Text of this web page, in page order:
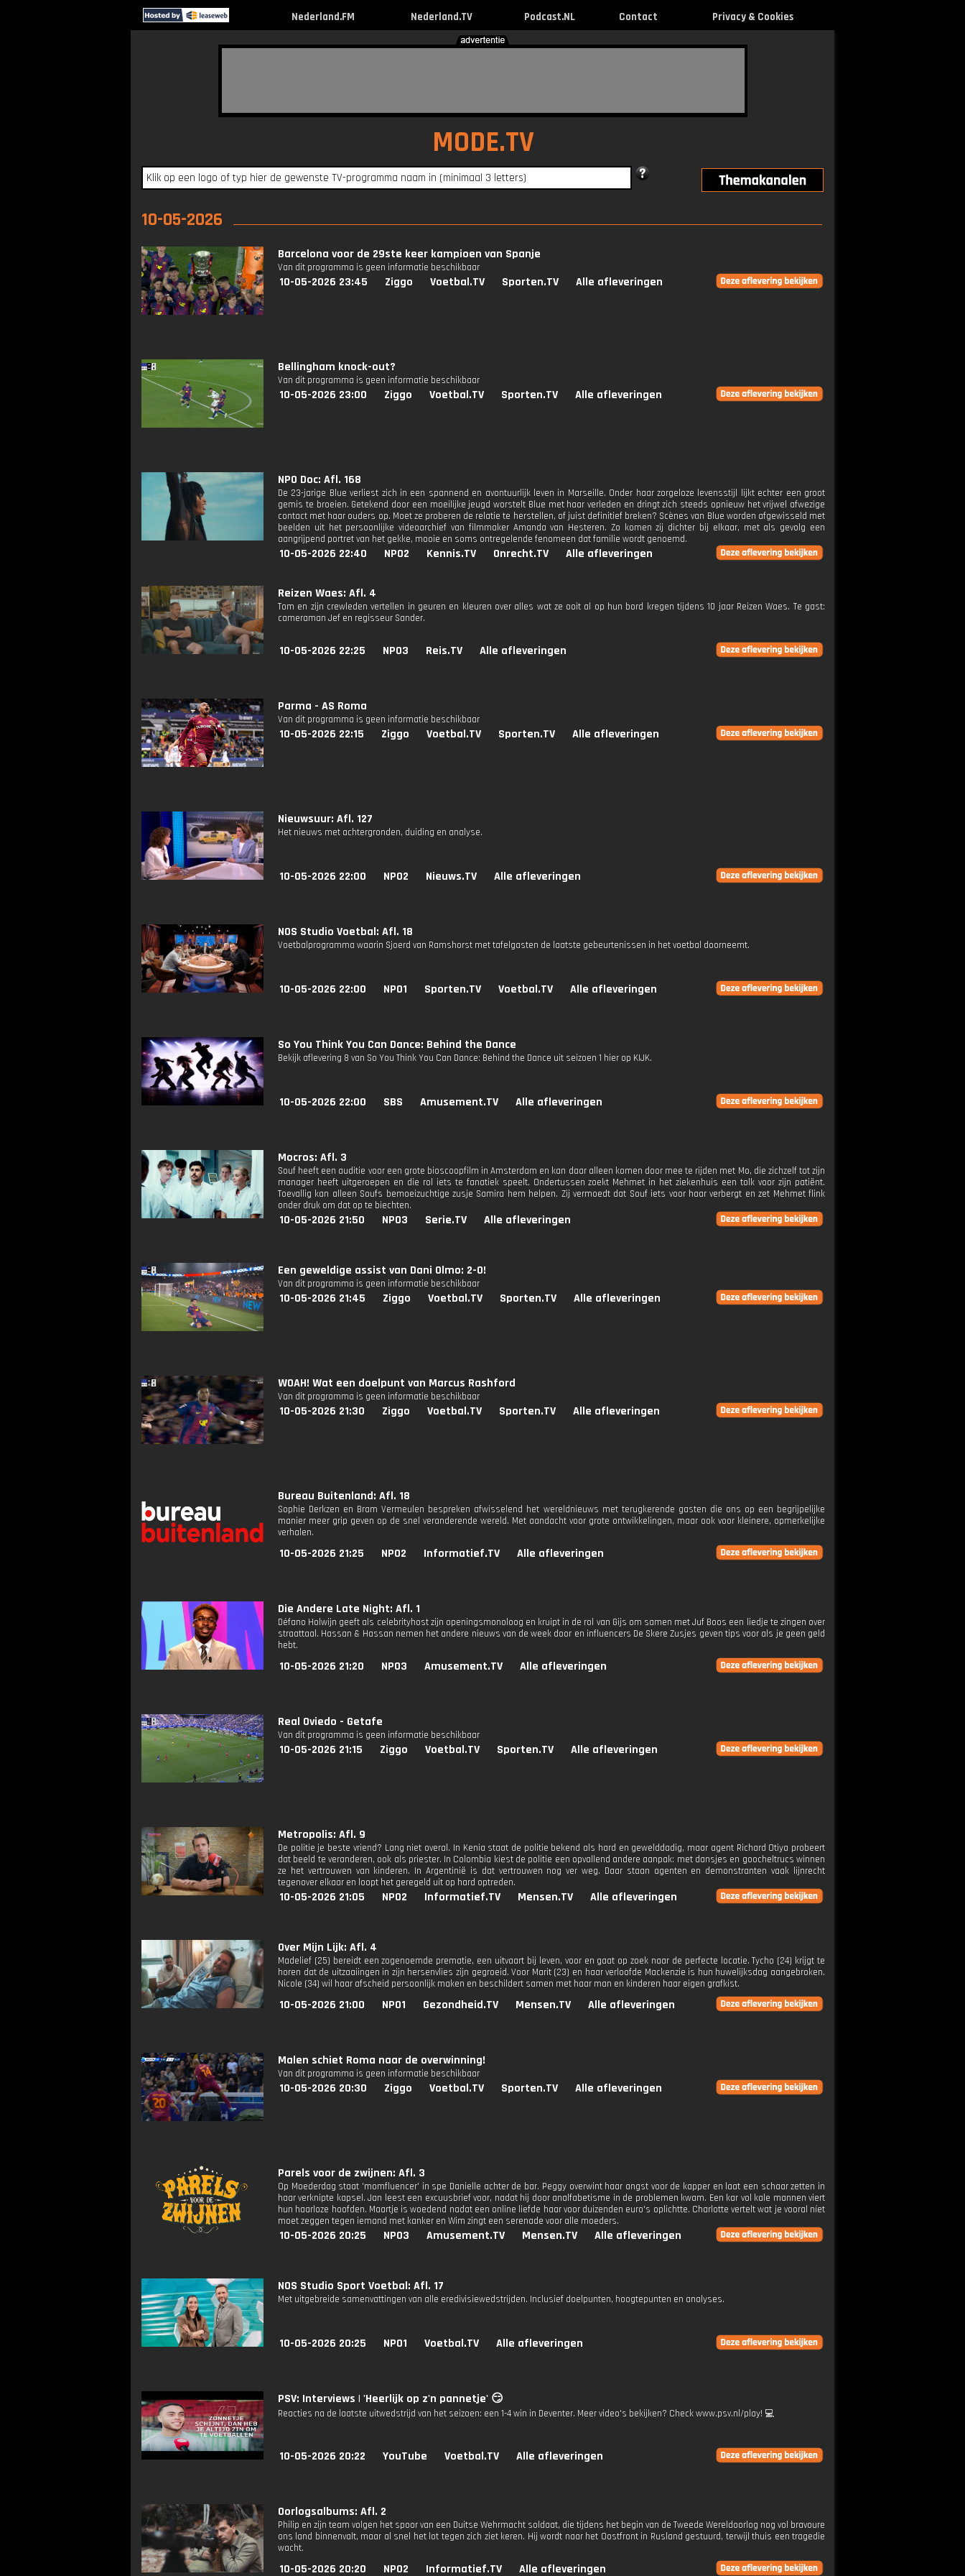
Nederland.FM Nederland.TV Podcast.NL Contact Privacy & Cookies
MODE.TV
10-05-2026
Barcelona voor de 29ste keer kampioen van Spanje
Van dit programma is geen informatie beschikbaar
10-05-2026 23:45 Ziggo Voetbal.TV Sporten.TV Alle afleveringen
Bellingham knock-out?
Van dit programma is geen informatie beschikbaar
10-05-2026 23:00 Ziggo Voetbal.TV Sporten.TV Alle afleveringen
NPO Doc: Afl. 168
De 23-jarige Blue verliest zich in een spannend en avontuurlijk leven in Marseille. Onder haar zorgeloze levensstijl lijkt echter een groot
gemis te broeien. Getekend door een moeilijke jeugd worstelt Blue met haar verleden en dringt zich steeds opnieuw het vrijwel afwezige
contact met haar ouders op. Moet ze proberen de relatie te herstellen, of juist definitief breken? Scènes van Blue worden afgewisseld met
beelden uit het persoonlijke videoarchief van filmmaker Amanda van Hesteren. Zo komen zij dichter bij elkaar, met als gevolg een
aangrijpend portret van het gekke, mooie en soms ontregelende fenomeen dat familie wordt genoemd.
10-05-2026 22:40 NPO2 Kennis.TV Onrecht.TV Alle afleveringen
Reizen Waes: Afl. 4
Tom en zijn crewleden vertellen in geuren en kleuren over alles wat ze ooit al op hun bord kregen tijdens 10 jaar Reizen Waes. Te gast:
cameraman Jef en regisseur Sander.
10-05-2026 22:25 NPO3 Reis.TV Alle afleveringen
Parma - AS Roma
Van dit programma is geen informatie beschikbaar
10-05-2026 22:15 Ziggo Voetbal.TV Sporten.TV Alle afleveringen
Nieuwsuur: Afl. 127
Het nieuws met achtergronden, duiding en analyse.
10-05-2026 22:00 NPO2 Nieuws.TV Alle afleveringen
NOS Studio Voetbal: Afl. 18
Voetbalprogramma waarin Sjoerd van Ramshorst met tafelgasten de laatste gebeurtenissen in het voetbal doorneemt.
10-05-2026 22:00 NPO1 Sporten.TV Voetbal.TV Alle afleveringen
So You Think You Can Dance: Behind the Dance
Bekijk aflevering 8 van So You Think You Can Dance: Behind the Dance uit seizoen 1 hier op KIJK.
10-05-2026 22:00 SBS Amusement.TV Alle afleveringen
Mocros: Afl. 3
Souf heeft een auditie voor een grote bioscoopfilm in Amsterdam en kan daar alleen komen door mee te rijden met Mo, die zichzelf tot zijn
manager heeft uitgeroepen en die rol iets te fanatiek speelt. Ondertussen zoekt Mehmet in het ziekenhuis een tolk voor zijn patiënt.
Toevallig kan alleen Soufs bemoeizuchtige zusje Samira hem helpen. Zij vermoedt dat Souf iets voor haar verbergt en zet Mehmet flink
onder druk om dat op te biechten.
10-05-2026 21:50 NPO3 Serie.TV Alle afleveringen
Een geweldige assist van Dani Olmo: 2-0!
Van dit programma is geen informatie beschikbaar
10-05-2026 21:45 Ziggo Voetbal.TV Sporten.TV Alle afleveringen
WOAH! Wat een doelpunt van Marcus Rashford
Van dit programma is geen informatie beschikbaar
10-05-2026 21:30 Ziggo Voetbal.TV Sporten.TV Alle afleveringen
Bureau Buitenland: Afl. 18
Sophie Derkzen en Bram Vermeulen bespreken afwisselend het wereldnieuws met terugkerende gasten die ons op een begrijpelijke
manier meer grip geven op de snel veranderende wereld. Met aandacht voor grote ontwikkelingen, maar ook voor kleinere, opmerkelijke
verhalen.
10-05-2026 21:25 NPO2 Informatief.TV Alle afleveringen
Die Andere Late Night: Afl. 1
Défano Holwijn geeft als celebrityhost zijn openingsmonoloog en kruipt in de rol van Gijs om samen met Juf Boos een liedje te zingen over
straattaal. Hassan & Hassan nemen het andere nieuws van de week door en influencers De Skere Zusjes geven tips voor als je geen geld
hebt.
10-05-2026 21:20 NPO3 Amusement.TV Alle afleveringen
Real Oviedo - Getafe
Van dit programma is geen informatie beschikbaar
10-05-2026 21:15 Ziggo Voetbal.TV Sporten.TV Alle afleveringen
Metropolis: Afl. 9
De politie je beste vriend? Lang niet overal. In Kenia staat de politie bekend als hard en gewelddadig, maar agent Richard Otiya probeert
dat beeld te veranderen, ook als priester. In Colombia kiest de politie een opvallend andere aanpak: met dansjes en goocheltrucs winnen
ze het vertrouwen van kinderen. In Argentinië is dat vertrouwen nog ver weg. Daar staan agenten en demonstranten vaak lijnrecht
tegenover elkaar en loopt het geregeld uit op hard optreden.
10-05-2026 21:05 NPO2 Informatief.TV Mensen.TV Alle afleveringen
Over Mijn Lijk: Afl. 4
Madelief (25) bereidt een zogenoemde prematie, een uitvaart bij leven, voor en gaat op zoek naar de perfecte locatie. Tycho (24) krijgt te
horen dat de uitzaaiingen in zijn hersenvlies zijn gegroeid. Voor Marit (23) en haar verloofde Mackenzie is hun huwelijksdag aangebroken.
Nicole (34) wil haar afscheid persoonlijk maken en beschildert samen met haar man en kinderen haar eigen grafkist.
10-05-2026 21:00 NPO1 Gezondheid.TV Mensen.TV Alle afleveringen
Malen schiet Roma naar de overwinning!
Van dit programma is geen informatie beschikbaar
10-05-2026 20:30 Ziggo Voetbal.TV Sporten.TV Alle afleveringen
Parels voor de zwijnen: Afl. 3
Op Moederdag staat 'momfluencer' in spe Danielle achter de bar. Peggy overwint haar angst voor de kapper en laat een schaar zetten in
haar verknipte kapsel. Jan leest een excuusbrief voor, nadat hij door analfabetisme in de problemen kwam. Een kar vol kale mannen viert
hun haarloze hoofden. Maartje is woedend nadat een online liefde haar voor duizenden euro's oplichtte. Charlotte vertelt wat je vooral níet
moet zeggen tegen iemand met kanker en Wim zingt een serenade voor alle moeders.
10-05-2026 20:25 NPO3 Amusement.TV Mensen.TV Alle afleveringen
NOS Studio Sport Voetbal: Afl. 17
Met uitgebreide samenvattingen van alle eredivisiewedstrijden. Inclusief doelpunten, hoogtepunten en analyses.
10-05-2026 20:25 NPO1 Voetbal.TV Alle afleveringen
PSV: Interviews | 'Heerlijk op z'n pannetje' 😏
Reacties na de laatste uitwedstrijd van het seizoen: een 1-4 win in Deventer. Meer video's bekijken? Check www.psv.nl/play! 💻
10-05-2026 20:22 YouTube Voetbal.TV Alle afleveringen
Oorlogsalbums: Afl. 2
Philip en zijn team volgen het spoor van een Duitse Wehrmacht soldaat, die tijdens het begin van de Tweede Wereldoorlog nog vol bravoure
ons land binnenvalt, maar al snel het lot tegen zich ziet keren. Hij wordt naar het Oostfront in Rusland gestuurd, terwijl thuis een tragedie
wacht.
10-05-2026 20:20 NPO2 Informatief.TV Alle afleveringen